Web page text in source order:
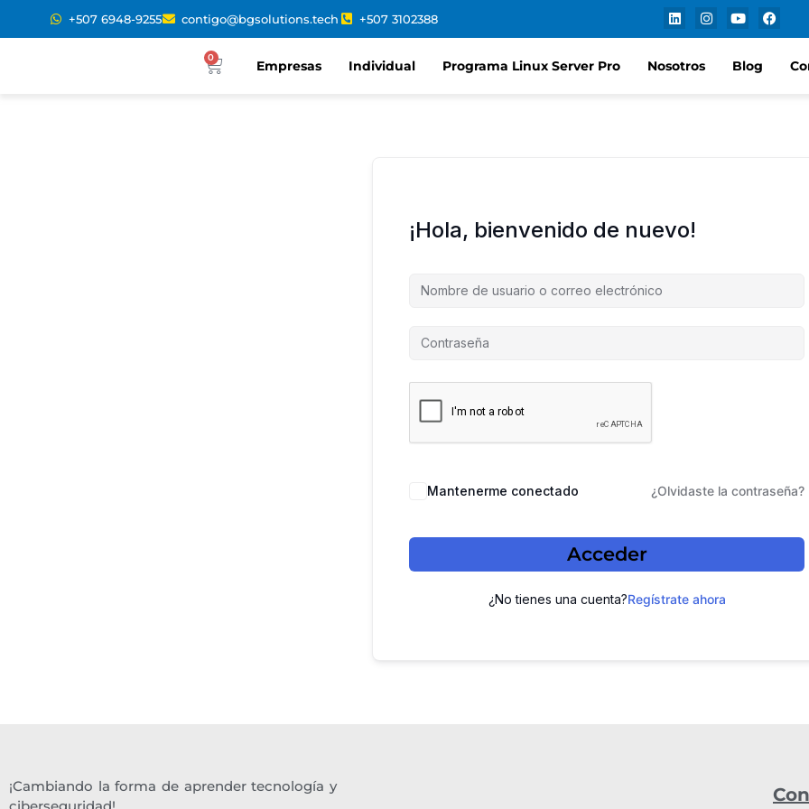
+507 6948-9255 contigo@bgsolutions.tech +507 3102388
0
Empresas Individual Programa Linux Server Pro Nosotros Blog
¡Hola, bienvenido de nuevo!
Mantenerme conectado ¿Olvidaste la contraseña?
Acceder
¿No tienes una cuenta?Regístrate ahora
¡Cambiando la forma de aprender tecnología y